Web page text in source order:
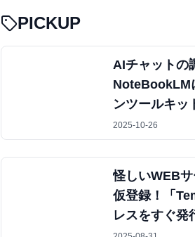
PICKUP
AIチャットの
NoteBookLM
ンツールキッ
2025-10-26
怪しいWEB
仮登録！「
レスをすぐ発